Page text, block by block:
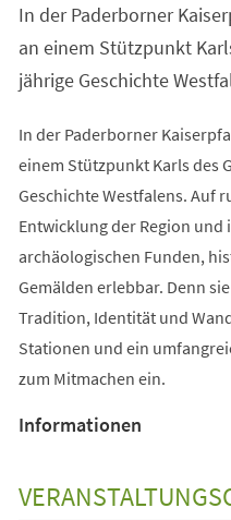
neuen
Tab)
In der Paderborner
an einem Stützpunkt
jährige Geschichte
In der Paderborner
einem Stützpunkt Karls des
Geschichte Westfalens. Auf
Entwicklung der Region
archäologischen Funden,
Gemälden erlebbar. Denn
Tradition, Identität und
Stationen und ein
zum Mitmachen ein.
Informationen